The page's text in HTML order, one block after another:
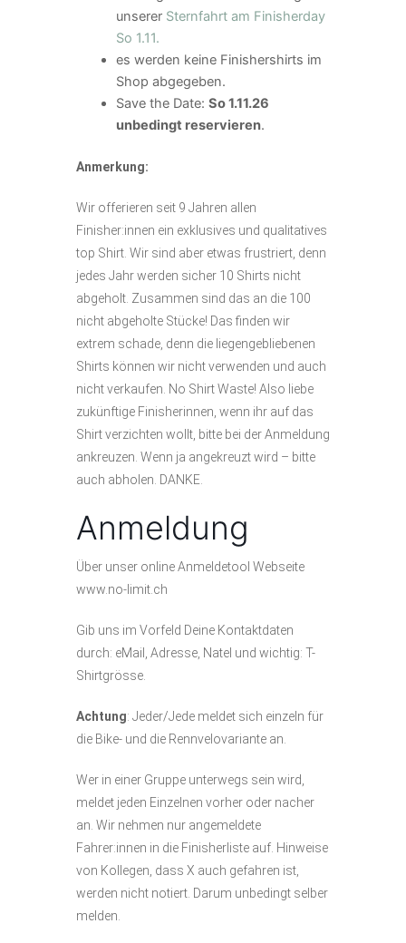
unserer Sternfahrt am Finisherday
So 1.11.
es werden keine Finishershirts im
Shop abgegeben.
Save the Date: So 1.11.26
unbedingt reservieren.
Anmerkung:
Wir offerieren seit 9 Jahren allen
Finisher:innen ein exklusives und qualitatives
top Shirt. Wir sind aber etwas frustriert, denn
jedes Jahr werden sicher 10 Shirts nicht
abgeholt. Zusammen sind das an die 100
nicht abgeholte Stücke! Das finden wir
extrem schade, denn die liegengebliebenen
Shirts können wir nicht verwenden und auch
nicht verkaufen. No Shirt Waste! Also liebe
zukünftige Finisherinnen, wenn ihr auf das
Shirt verzichten wollt, bitte bei der Anmeldung
ankreuzen. Wenn ja angekreuzt wird – bitte
auch abholen. DANKE.
Anmeldung
Über unser online Anmeldetool Webseite
www.no-limit.ch
Gib uns im Vorfeld Deine Kontaktdaten
durch: eMail, Adresse, Natel und wichtig: T-
Shirtgrösse.
Achtung: Jeder/Jede meldet sich einzeln für
die Bike- und die Rennvelovariante an.
Wer in einer Gruppe unterwegs sein wird,
meldet jeden Einzelnen vorher oder nacher
an. Wir nehmen nur angemeldete
Fahrer:innen in die Finisherliste auf. Hinweise
von Kollegen, dass X auch gefahren ist,
werden nicht notiert. Darum unbedingt selber
melden.